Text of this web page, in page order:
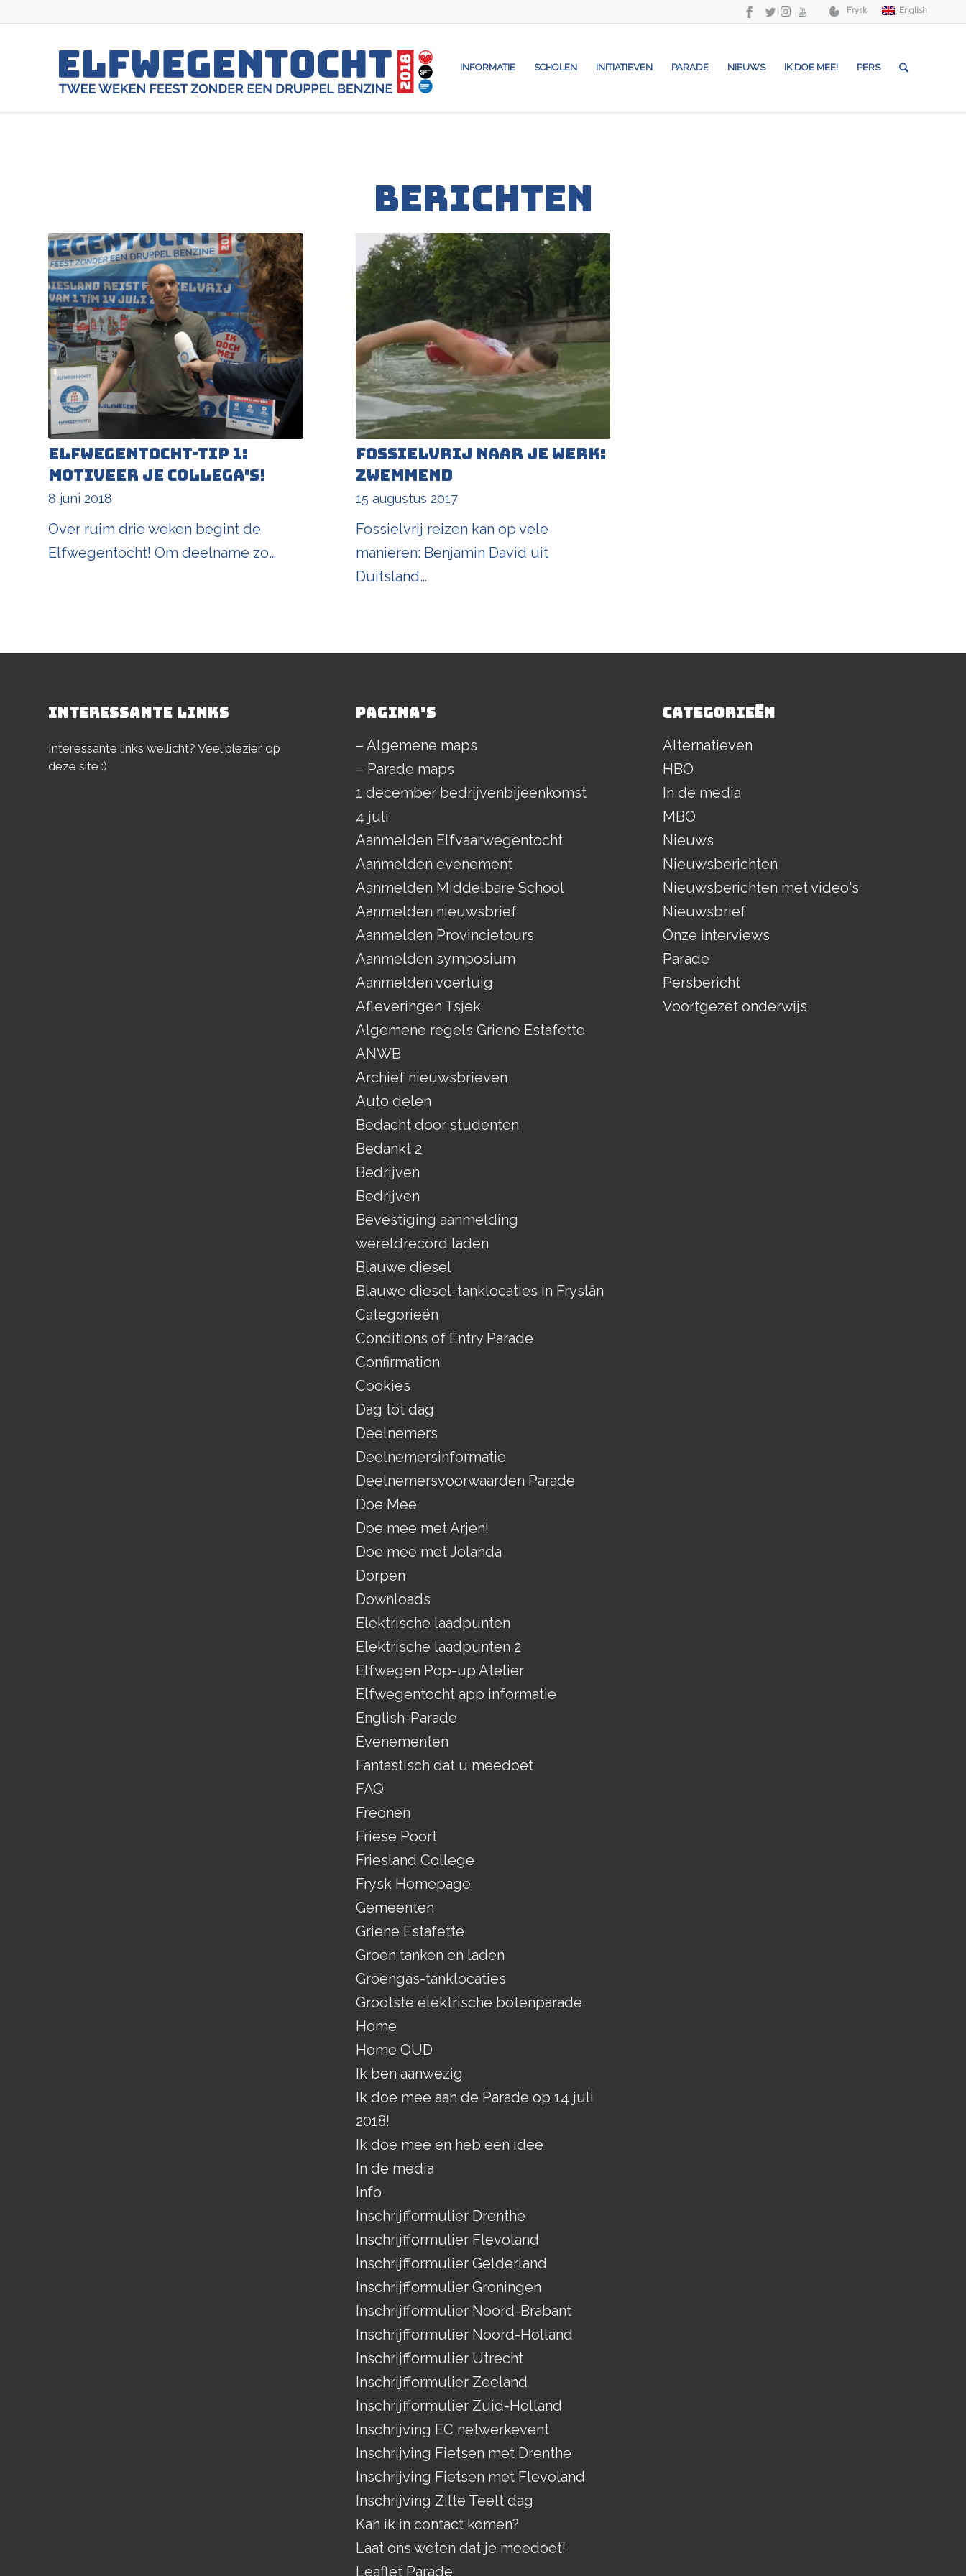
Frysk English
INFORMATIE SCHOLEN INITIATIEVEN PARADE NIEUWS IK DOE MEE! PERS
BERICHTEN
Elfwegentocht-tip 1:
motiveer je collega's!
8 juni 2018
Over ruim drie weken begint de
Elfwegentocht! Om deelname zo…
Fossielvrij naar je werk:
zwemmend
15 augustus 2017
Fossielvrij reizen kan op vele
manieren: Benjamin David uit
Duitsland…
INTERESSANTE LINKS
Interessante links wellicht? Veel plezier op
deze site :)
PAGINA’S
– Algemene maps
– Parade maps
1 december bedrijvenbijeenkomst
4 juli
Aanmelden Elfvaarwegentocht
Aanmelden evenement
Aanmelden Middelbare School
Aanmelden nieuwsbrief
Aanmelden Provincietours
Aanmelden symposium
Aanmelden voertuig
Afleveringen Tsjek
Algemene regels Griene Estafette
ANWB
Archief nieuwsbrieven
Auto delen
Bedacht door studenten
Bedankt 2
Bedrijven
Bedrijven
Bevestiging aanmelding
wereldrecord laden
Blauwe diesel
Blauwe diesel-tanklocaties in Fryslân
Categorieën
Conditions of Entry Parade
Confirmation
Cookies
Dag tot dag
Deelnemers
Deelnemersinformatie
Deelnemersvoorwaarden Parade
Doe Mee
Doe mee met Arjen!
Doe mee met Jolanda
Dorpen
Downloads
Elektrische laadpunten
Elektrische laadpunten 2
Elfwegen Pop-up Atelier
Elfwegentocht app informatie
English-Parade
Evenementen
Fantastisch dat u meedoet
FAQ
Freonen
Friese Poort
Friesland College
Frysk Homepage
Gemeenten
Griene Estafette
Groen tanken en laden
Groengas-tanklocaties
Grootste elektrische botenparade
Home
Home OUD
Ik ben aanwezig
Ik doe mee aan de Parade op 14 juli
2018!
Ik doe mee en heb een idee
In de media
Info
Inschrijfformulier Drenthe
Inschrijfformulier Flevoland
Inschrijfformulier Gelderland
Inschrijfformulier Groningen
Inschrijfformulier Noord-Brabant
Inschrijfformulier Noord-Holland
Inschrijfformulier Utrecht
Inschrijfformulier Zeeland
Inschrijfformulier Zuid-Holland
Inschrijving EC netwerkevent
Inschrijving Fietsen met Drenthe
Inschrijving Fietsen met Flevoland
Inschrijving Zilte Teelt dag
Kan ik in contact komen?
Laat ons weten dat je meedoet!
Leaflet Parade
CATEGORIEËN
Alternatieven
HBO
In de media
MBO
Nieuws
Nieuwsberichten
Nieuwsberichten met video's
Nieuwsbrief
Onze interviews
Parade
Persbericht
Voortgezet onderwijs